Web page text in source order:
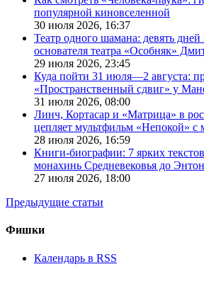
популярной киновселенной
30 июля 2026, 16:37
Театр одного шамана: девять дней
основателя театра «Особняк»
29 июля 2026, 23:45
Куда пойти 31 июля—2 августа:
«Пространственный сдвиг» у
31 июля 2026, 08:00
Линч, Кортасар и «Матрица» в
цепляет мультфильм «Непокой» с
28 июля 2026, 16:59
Книги-биографии: 7 ярких
монахинь Средневековья до
27 июля 2026, 18:00
Предыдущие статьи
Фишки
Календарь в RSS